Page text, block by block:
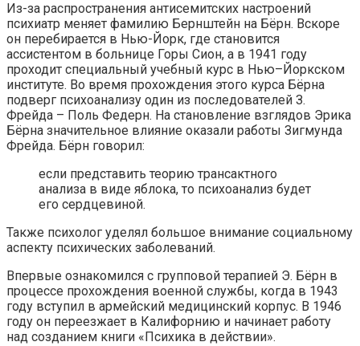
Из-за распространения антисемитских настроений
психиатр меняет фамилию Бернштейн на Бёрн. Вскоре
он перебирается в Нью-Йорк, где становится
ассистентом в больнице Горы Сион, а в 1941 году
проходит специальный учебный курс в Нью–Йоркском
институте. Во время прохождения этого курса Бёрна
подверг психоанализу один из последователей З.
Фрейда – Поль Федерн. На становление взглядов Эрика
Бёрна значительное влияние оказали работы Зигмунда
Фрейда. Бёрн говорил:
если представить теорию трансактного
анализа в виде яблока, то психоанализ будет
его сердцевиной.
Также психолог уделял большое внимание социальному
аспекту психических заболеваний.
Впервые ознакомился с групповой терапией Э. Бёрн в
процессе прохождения военной службы, когда в 1943
году вступил в армейский медицинский корпус. В 1946
году он переезжает в Калифорнию и начинает работу
над созданием книги «Психика в действии».